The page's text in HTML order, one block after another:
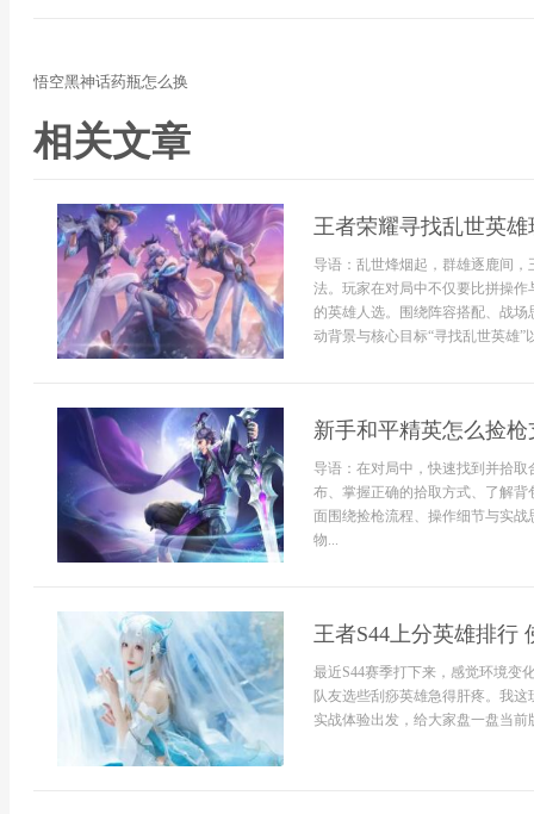
悟空黑神话药瓶怎么换
相关文章
王者荣耀寻找乱世英
导语：乱世烽烟起，群雄逐鹿间
法。玩家在对局中不仅要比拼操
的英雄人选。围绕阵容搭配、战
动背景与核心目标“寻找乱世英雄
新手和平精英怎么捡枪
导语：在对局中，快速找到并拾
布、掌握正确的拾取方式、了解
面围绕捡枪流程、操作细节与实
物...
王者S44上分英雄排行
最近S44赛季打下来，感觉环境变
队友选些刮痧英雄急得肝疼。我
实战体验出发，给大家盘一盘当